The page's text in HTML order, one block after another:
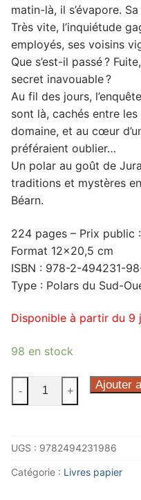
matin-là, il s’évapore.
Très vite, l’inquiétude
employés, ses voisins
Que s’est-il passé ?
secret inavouable ?
Au fil des jours,
sont là, cachés entre
domaine, et au cœur
préféraient oublier…
Un polar au goût de
traditions et mystères
Béarn.
224 pages – Prix public
Format 12×20,5 cm
ISBN : 978-2-494231-
Type : Polars du Sud-
Disponible à partir du 9
98 en stock
quantité
de
et
ours
- + Ajouter
UGS : 9782494231986
Catégorie : Livres papier